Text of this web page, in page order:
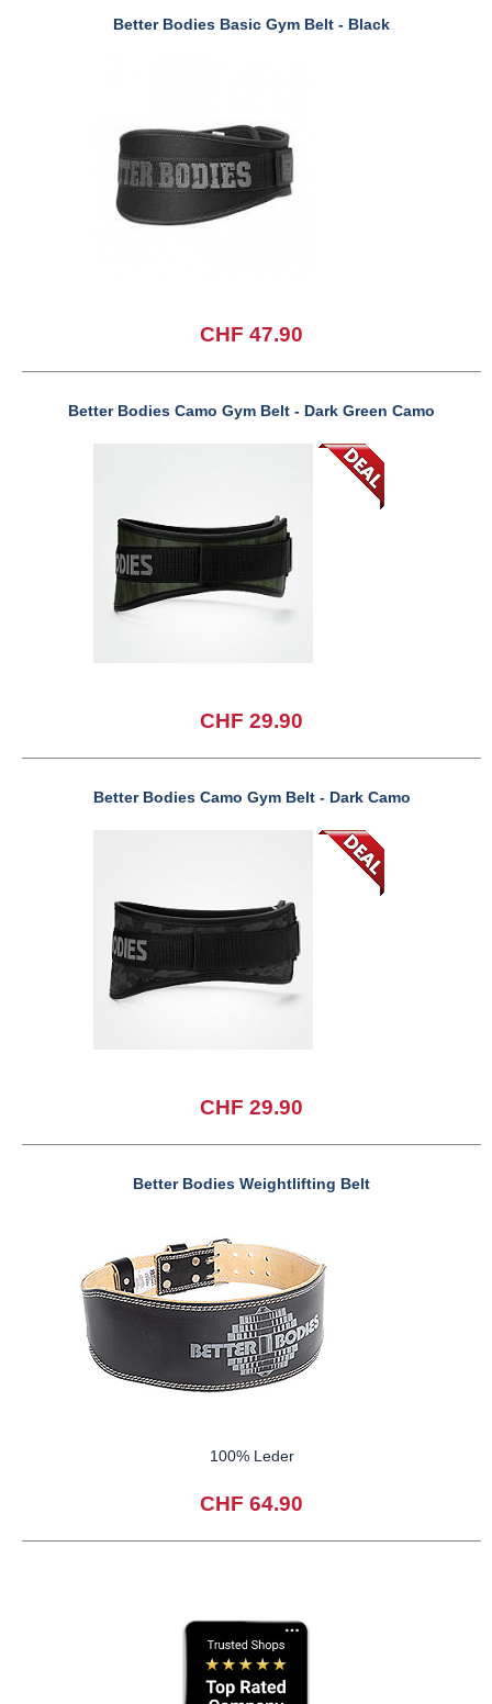
Better Bodies Basic Gym Belt - Black
CHF 47.90
Better Bodies Camo Gym Belt - Dark Green Camo
CHF 29.90
Better Bodies Camo Gym Belt - Dark Camo
CHF 29.90
Better Bodies Weightlifting Belt
100% Leder
CHF 64.90